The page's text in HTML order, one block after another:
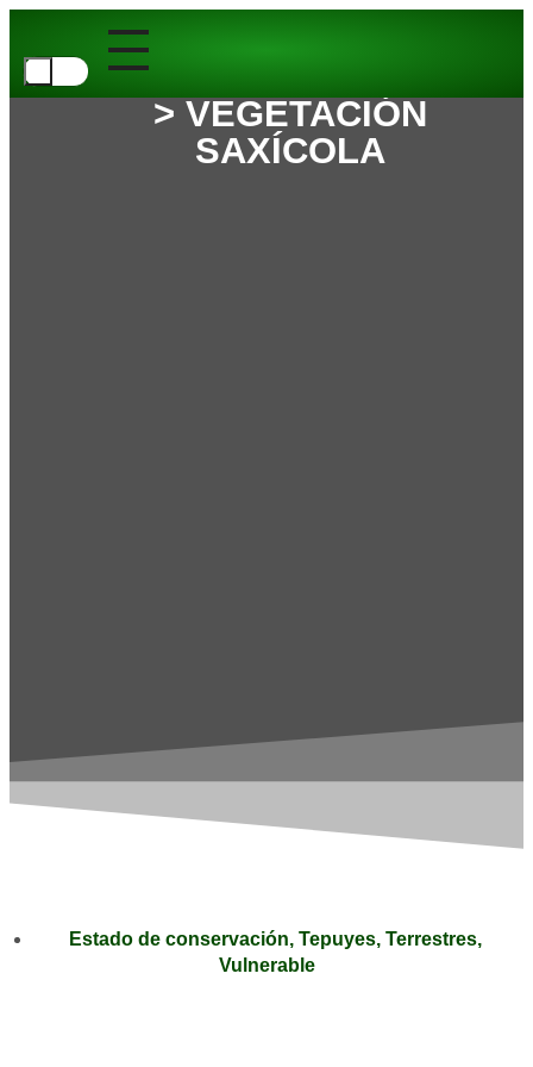
> VEGETACIÓN
SAXÍCOLA
Estado de conservación, Tepuyes, Terrestres,
Vulnerable